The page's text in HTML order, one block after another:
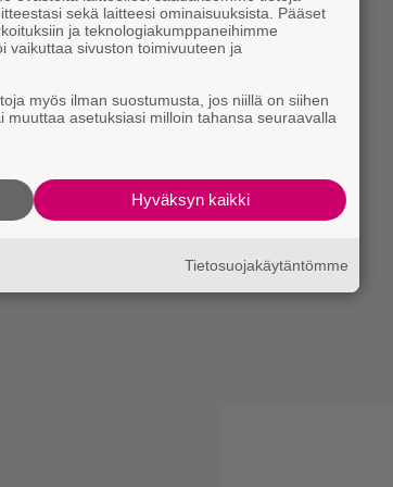
− Myös
Mikkelissä
sekä laitteesi ominaisuuksista. Pääset
ja teknologiakumppaneihimme
vaikuttaa sivuston toimivuuteen ja
myös ilman suostumusta, jos niillä on siihen
asetuksiasi milloin tahansa seuraavalla
Hyväksyn kaikki
Tietosuojakäytäntömme